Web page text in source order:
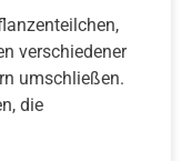
verschiedener
umschließen.
die